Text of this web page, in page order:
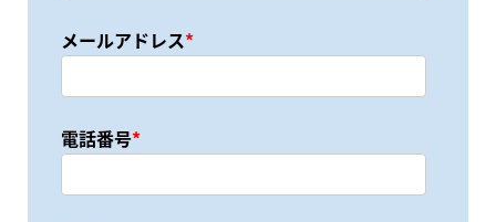
メールアドレス*
電話番号*